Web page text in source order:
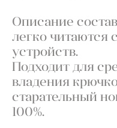
Описание
легко читаются
устройств.
Подходит для
владения
старательный
100%.